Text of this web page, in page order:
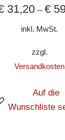
31,20– €
inkl. MwSt.
zzgl.
Versandkosten
Auf die
Wunschliste